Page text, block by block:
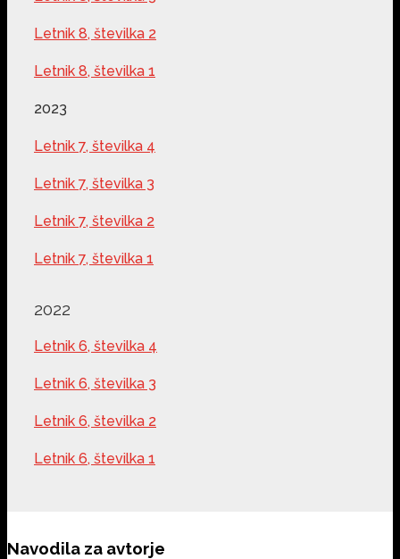
Letnik 8, številka 2
Letnik 8, številka 1
2023
Letnik 7, številka 4
Letnik 7, številka 3
Letnik 7, številka 2
Letnik 7, številka 1
2022
Letnik 6, številka 4
Letnik 6, številka 3
Letnik 6, številka 2
Letnik 6, številka 1
Navodila za avtorje